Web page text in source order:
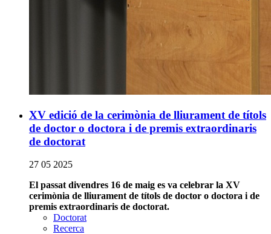
XV edició de la cerimònia de lliurament de títols
de doctor o doctora i de premis extraordinaris
de doctorat
27 05 2025
El passat divendres 16 de maig es va celebrar la XV
cerimònia de lliurament de títols de doctor o doctora i de
premis extraordinaris de doctorat.
Doctorat
Recerca